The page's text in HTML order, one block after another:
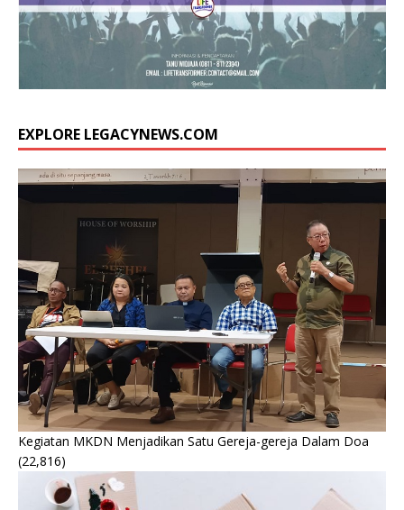
EXPLORE LEGACYNEWS.COM
Kegiatan MKDN Menjadikan Satu Gereja-gereja Dalam Doa
(22,816)